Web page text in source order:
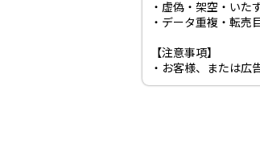
・虚偽・架空・いた
・データ重複・転売
【注意事項】
・お客様、または広